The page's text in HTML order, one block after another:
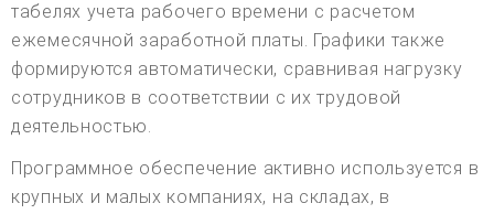
табелях учета рабочего времени с расчетом
ежемесячной заработной платы. Графики также
формируются автоматически, сравнивая нагрузку
сотрудников в соответствии с их трудовой
деятельностью.
Программное обеспечение активно используется в
крупных и малых компаниях, на складах, в